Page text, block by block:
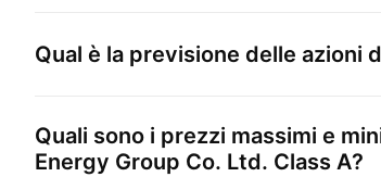
Qual è la previsione delle azioni
Quali sono i prezzi massimi e
Energy Group Co. Ltd. Class A?